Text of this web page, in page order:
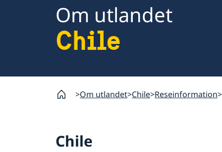
Om utlandet
Chile
Om utlandet Chile Reseinformation
Chile